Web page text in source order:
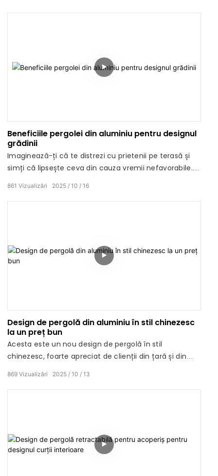
Beneficiile pergolei din aluminiu pentru designul
grădinii
Imaginează-ți că te distrezi cu prietenii pe terasă și
simți că lipsește ceva din cauza vremii nefavorabile.
exterior. Cum te poate ajuta o pergolă cu jaluzele
chinezești să profiți la maximum de grădina ta și ce
2025 10 16
861 Vizualizări
Design de pergolă din aluminiu în stil chinezesc
la un preț bun
Acesta este un nou design de pergolă în stil
chinezesc, foarte apreciat de clienții din țară și din
combină îndeaproape elemente orientale chinezești
cu designul pergolei.
2025 10 13
869 Vizualizări